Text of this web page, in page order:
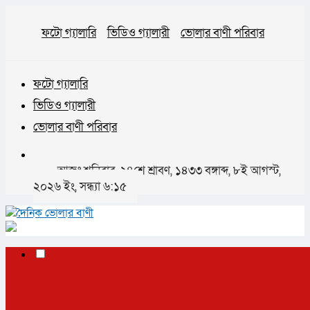
ফটো গ্যালারি ভিডিও গ্যালারী ভোলার বাণী পরিবার
ফটো গ্যালারি
ভিডিও গ্যালারী
ভোলার বাণী পরিবার
আজঃ শনিবার, ২৪শে শ্রাবণ, ১৪৩৩ বঙ্গাব্দ, ৮ই আগস্ট,
২০২৬ ইং, সন্ধ্যা ৬:১৫
✕